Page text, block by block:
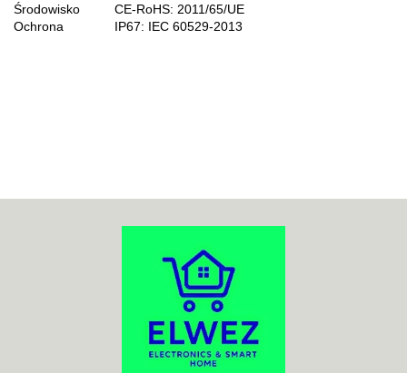
Środowisko
CE-RoHS: 2011/65/UE
Ochrona
IP67: IEC 60529-2013
ACO
ADATA